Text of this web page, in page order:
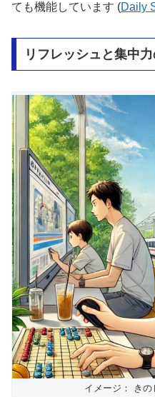
ても機能しています​ (Daily
リフレッシュと集中
イメージ： き